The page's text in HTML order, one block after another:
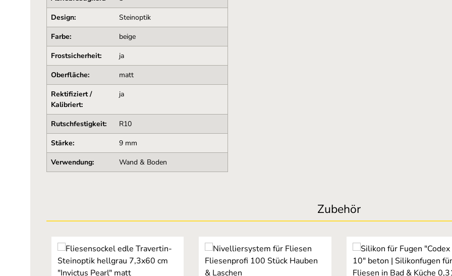
Design:
Steinoptik
Farbe:
beige
Frostsicherheit:
ja
Oberfläche:
matt
Rektifiziert /
Kalibriert:
ja
Rutschfestigkeit:
R10
Stärke:
9 mm
Verwendung:
Wand & Boden
Zubehör
Produktgalerie überspringen